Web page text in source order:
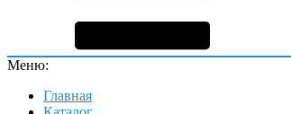
Меню:
Главная